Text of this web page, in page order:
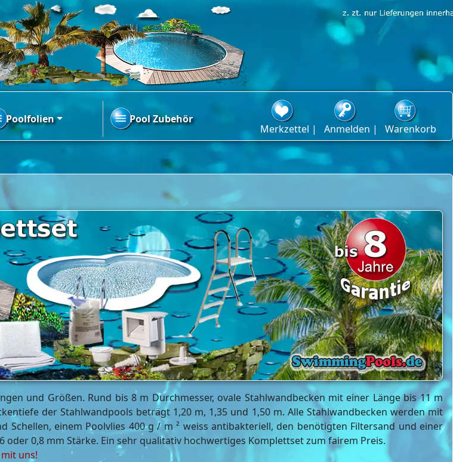
Poolfolien Pool Zubehör
Merkzettel | Anmelden | Warenkorb
und Größen. Rund bis 8 m Durchmesser, ovale Stahlwandbecken mit einer Länge bis 11 m
der Stahlwandpools beträgt 1,20 m, 1,35 und 1,50 m. Alle Stahlwandbecken werden mit
Schellen, einem Poolvlies 400 g / m ² weiss antibakteriell, den benötigten Filtersand und einer
oder 0,8 mm Stärke. Ein sehr qualitativ hochwertiges Komplettset zum fairem Preis.
uns!